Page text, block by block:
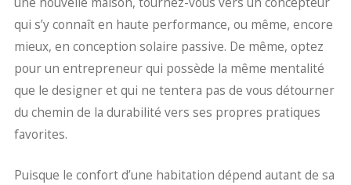
qui s’y connaît en haute performance, ou même, encore
mieux, en conception solaire passive. De même, optez
pour un entrepreneur qui possède la même mentalité
que le designer et qui ne tentera pas de vous détourner
du chemin de la durabilité vers ses propres pratiques
favorites.
Puisque le confort d’une habitation dépend autant de sa